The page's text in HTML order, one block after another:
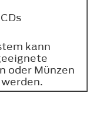
kann
oder Münzen